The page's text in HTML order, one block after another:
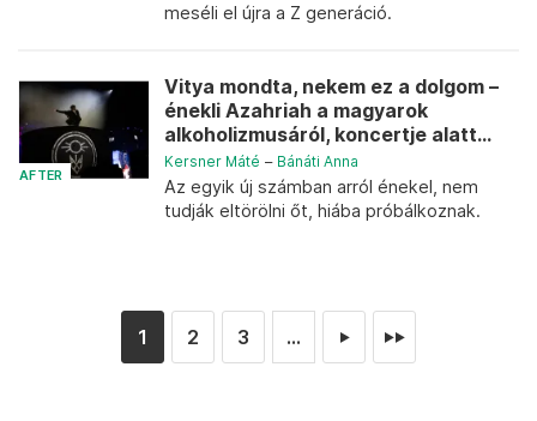
meséli el újra a Z generáció.
AFTER
Vitya mondta, nekem ez a dolgom –
énekli Azahriah a magyarok
alkoholizmusáról, koncertje alatt...
Kersner Máté – Bánáti Anna
Az egyik új számban arról énekel, nem
tudják eltörölni őt, hiába próbálkoznak.
1 2 3 ... ► ►►